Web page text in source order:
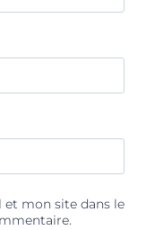
mon site dans le